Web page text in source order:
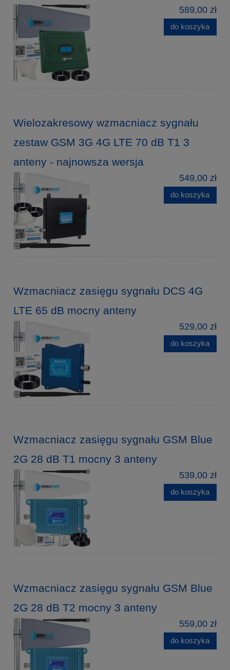
589,00 zł
do koszyka
Wielozakresowy wzmacniacz sygnału
zestaw GSM 3G 4G LTE 70 dB T1 3
anteny - najnowsza wersja
549,00 zł
do koszyka
Wzmacniacz zasięgu sygnału DCS 4G
LTE 65 dB mocny anteny
529,00 zł
do koszyka
Wzmacniacz zasięgu sygnału GSM Blue
2G 28 dB T1 mocny 3 anteny
539,00 zł
do koszyka
Wzmacniacz zasięgu sygnału GSM Blue
2G 28 dB T2 mocny 3 anteny
559,00 zł
do koszyka